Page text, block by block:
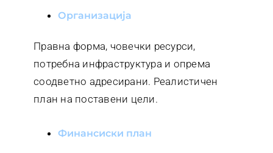
организација
Правна форма, човечки ресурси,
потребна инфраструктура и опрема
соодветно адресирани. Реалистичен
план на поставени цели.
финансиски план